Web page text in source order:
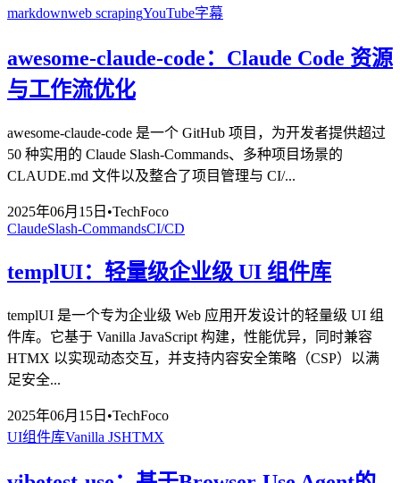
markdownweb scrapingYouTube字幕
awesome-claude-code：Claude Code 资源
与工作流优化
awesome-claude-code 是一个 GitHub 项目，为开发者提供超过
50 种实用的 Claude Slash-Commands、多种项目场景的
CLAUDE.md 文件以及整合了项目管理与 CI/...
2025年06月15日 •TechFoco
ClaudeSlash-CommandsCI/CD
templUI：轻量级企业级 UI 组件库
templUI 是一个专为企业级 Web 应用开发设计的轻量级 UI 组
件库。它基于 Vanilla JavaScript 构建，性能优异，同时兼容
HTMX 以实现动态交互，并支持内容安全策略（CSP）以满
足安全...
2025年06月15日 •TechFoco
UI组件库Vanilla JSHTMX